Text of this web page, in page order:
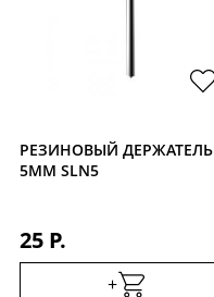
РЕЗИНОВЫЙ ДЕРЖАТЕЛЬ
5ММ SLN5
25 Р.
+